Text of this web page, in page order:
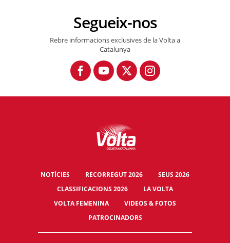
Segueix-nos
Rebre informacions exclusives de la Volta a
Catalunya
NOTÍCIES RECORREGUT 2026
SEUS 2026
CLASSIFICACIONS 2026
LA VOLTA
VOLTA FEMENINA
VIDEOS & FOTOS
PATROCINADORS